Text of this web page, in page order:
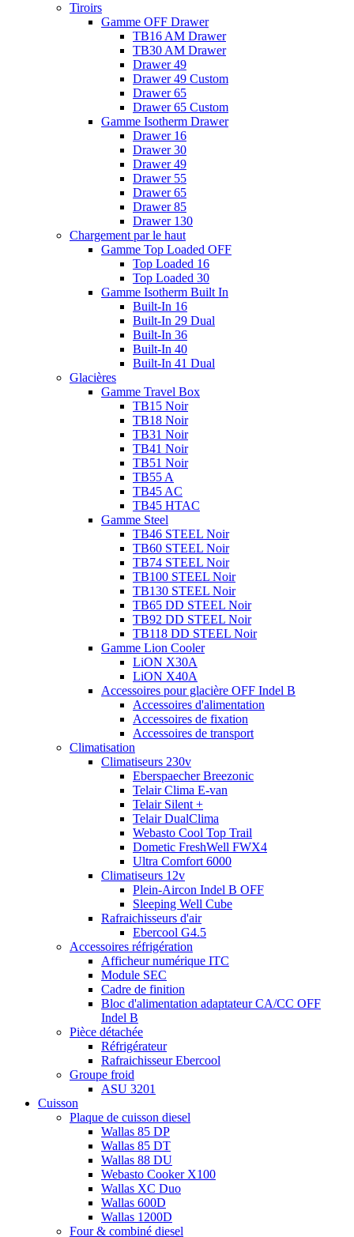
Tiroirs
Gamme OFF Drawer
TB16 AM Drawer
TB30 AM Drawer
Drawer 49
Drawer 49 Custom
Drawer 65
Drawer 65 Custom
Gamme Isotherm Drawer
Drawer 16
Drawer 30
Drawer 49
Drawer 55
Drawer 65
Drawer 85
Drawer 130
Chargement par le haut
Gamme Top Loaded OFF
Top Loaded 16
Top Loaded 30
Gamme Isotherm Built In
Built-In 16
Built-In 29 Dual
Built-In 36
Built-In 40
Built-In 41 Dual
Glacières
Gamme Travel Box
TB15 Noir
TB18 Noir
TB31 Noir
TB41 Noir
TB51 Noir
TB55 A
TB45 AC
TB45 HTAC
Gamme Steel
TB46 STEEL Noir
TB60 STEEL Noir
TB74 STEEL Noir
TB100 STEEL Noir
TB130 STEEL Noir
TB65 DD STEEL Noir
TB92 DD STEEL Noir
TB118 DD STEEL Noir
Gamme Lion Cooler
LiON X30A
LiON X40A
Accessoires pour glacière OFF Indel B
Accessoires d'alimentation
Accessoires de fixation
Accessoires de transport
Climatisation
Climatiseurs 230v
Eberspaecher Breezonic
Telair Clima E-van
Telair Silent +
Telair DualClima
Webasto Cool Top Trail
Dometic FreshWell FWX4
Ultra Comfort 6000
Climatiseurs 12v
Plein-Aircon Indel B OFF
Sleeping Well Cube
Rafraichisseurs d'air
Ebercool G4.5
Accessoires réfrigération
Afficheur numérique ITC
Module SEC
Cadre de finition
Bloc d'alimentation adaptateur CA/CC OFF
Indel B
Pièce détachée
Réfrigérateur
Rafraichisseur Ebercool
Groupe froid
ASU 3201
Cuisson
Plaque de cuisson diesel
Wallas 85 DP
Wallas 85 DT
Wallas 88 DU
Webasto Cooker X100
Wallas XC Duo
Wallas 600D
Wallas 1200D
Four & combiné diesel